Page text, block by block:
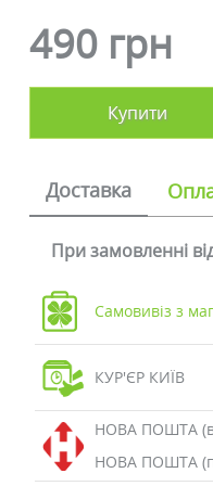
490 грн
Купити
Доставка
При замовленні
Самовивіз з
КУР'ЄР КИЇВ
НОВА ПОШТА
НОВА ПОШТА